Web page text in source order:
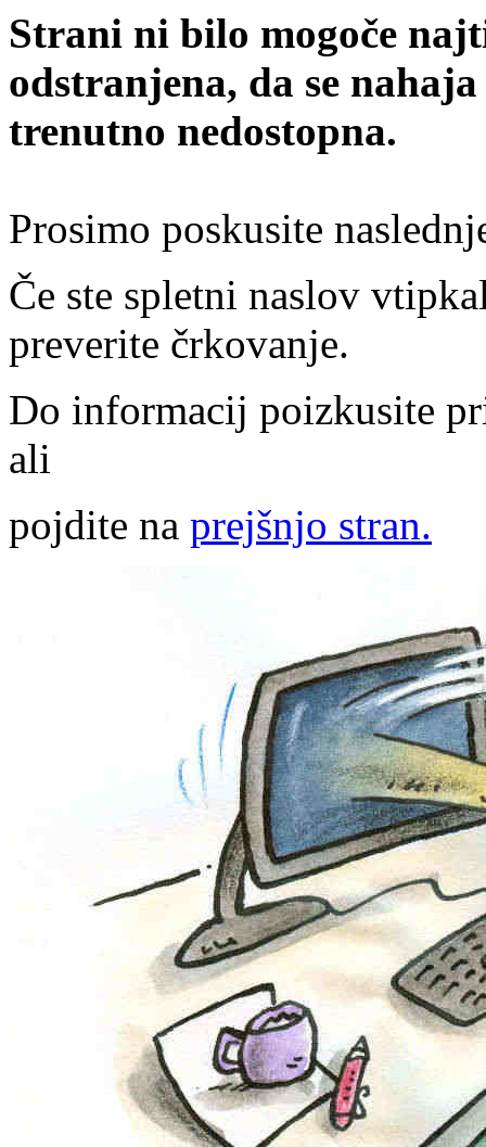
Strani ni bilo mogoče
odstranjena, da se
trenutno nedostopna.
Prosimo poskusite
Če ste spletni naslov
preverite črkovanje.
Do informacij poizkusite
ali
pojdite na prejšnjo stran.